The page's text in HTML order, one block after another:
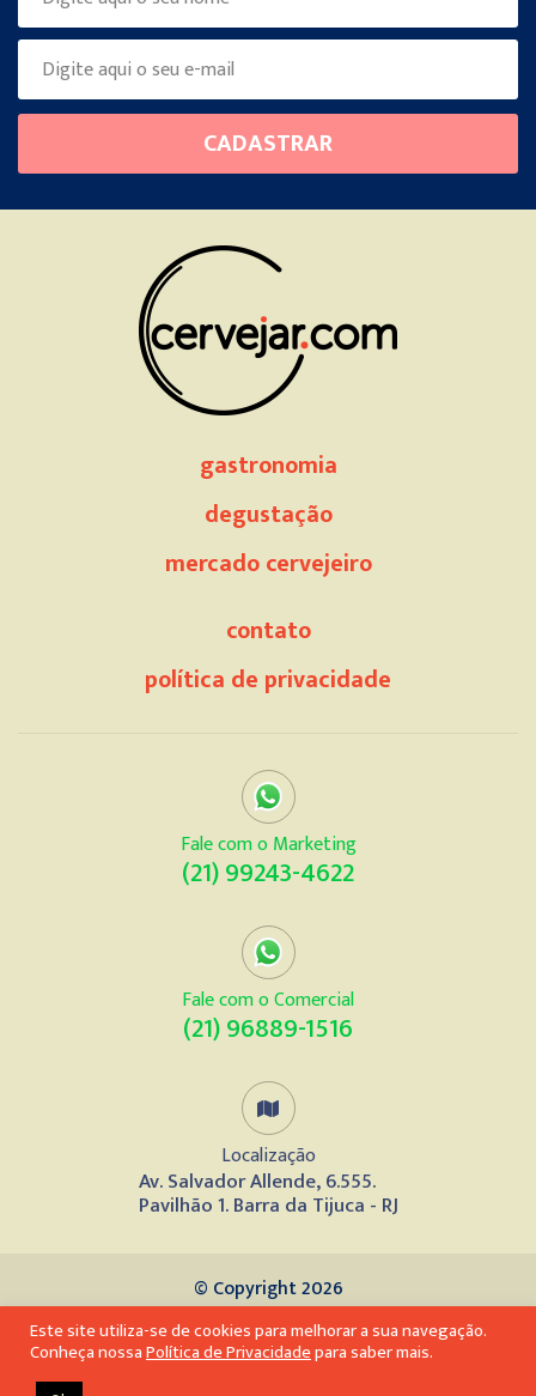
this
field
CADASTRAR
gastronomia
degustação
mercado cervejeiro
contato
política de privacidade
Fale com o Marketing
(21) 99243-4622
Fale com o Comercial
(21) 96889-1516
Localização
Av. Salvador Allende, 6.555.
Pavilhão 1. Barra da Tijuca - RJ
© Copyright 2026
Desenvolvido por
Este site utiliza-se de cookies para melhorar a sua navegação.
Conheça nossaPolítica de Privacidadepara saber mais.